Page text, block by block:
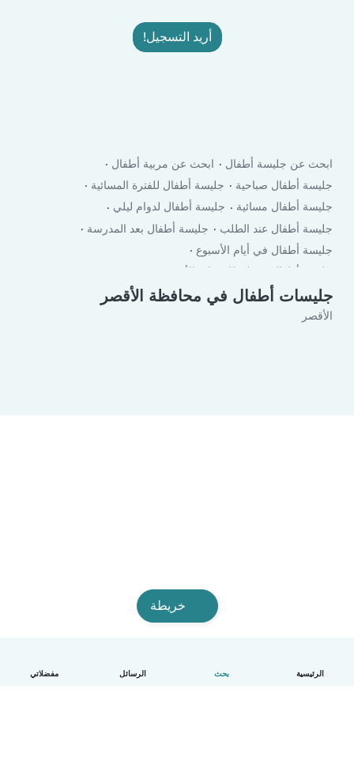
الرئيسية بحث الرسائل مفضلاتي
أريد التسجيل!
ابحث عن جليسة أطفال
ابحث عن مربية أطفال
جليسة أطفال صباحية
جليسة أطفال للفترة المسائية
جليسة أطفال مسائية
جليسة أطفال لدوام ليلي
جليسة أطفال عند الطلب
جليسة أطفال بعد المدرسة
جليسة أطفال في أيام الأسبوع
جليسة أطفال في لعطلة نهاية الأسبوع
جليسات أطفال في محافظة الأقصر
الأقصر
خريطة